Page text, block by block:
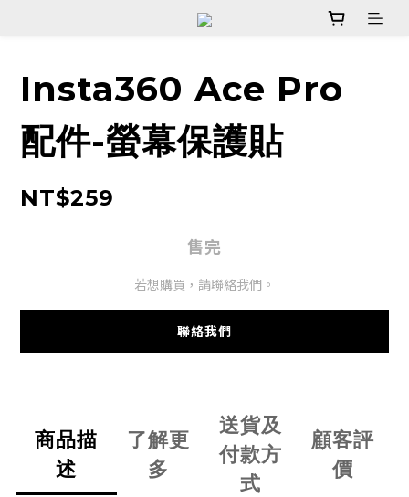
Insta360 Ace Pro
配件-螢幕保護貼
NT$259
售完
若想購買，請聯絡我們。
聯絡我們
商品描
述
了解更
多
送貨及
付款方
式
顧客評
價